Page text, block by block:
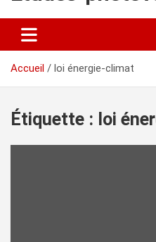
Accueil loi énergie-climat
Étiquette : loi